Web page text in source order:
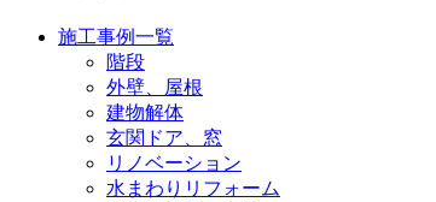
施工事例一覧
階段
外壁、屋根
建物解体
玄関ドア、窓
リノベーション
水まわりリフォーム